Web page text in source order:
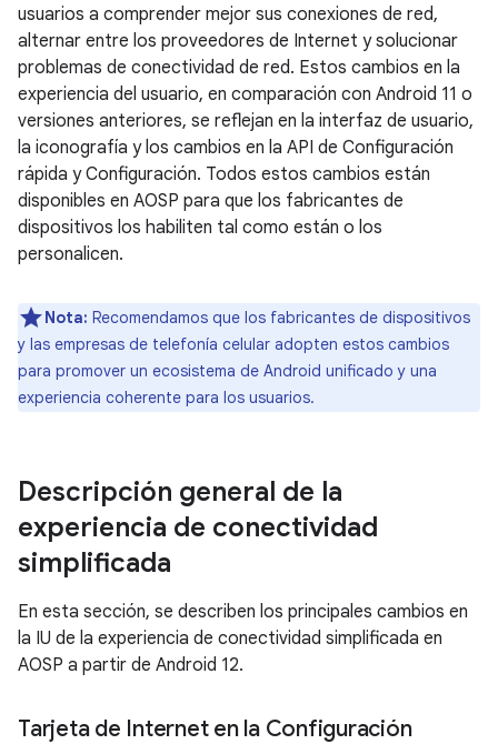
usuarios a comprender mejor sus conexiones de red,
alternar entre los proveedores de Internet y solucionar
problemas de conectividad de red. Estos cambios en la
experiencia del usuario, en comparación con Android 11 o
versiones anteriores, se reflejan en la interfaz de usuario,
la iconografía y los cambios en la API de Configuración
rápida y Configuración. Todos estos cambios están
disponibles en AOSP para que los fabricantes de
dispositivos los habiliten tal como están o los
personalicen.
Nota: Recomendamos que los fabricantes de dispositivos
y las empresas de telefonía celular adopten estos cambios
para promover un ecosistema de Android unificado y una
experiencia coherente para los usuarios.
Descripción general de la
experiencia de conectividad
simplificada
En esta sección, se describen los principales cambios en
la IU de la experiencia de conectividad simplificada en
AOSP a partir de Android 12.
Tarjeta de Internet en la Configuración